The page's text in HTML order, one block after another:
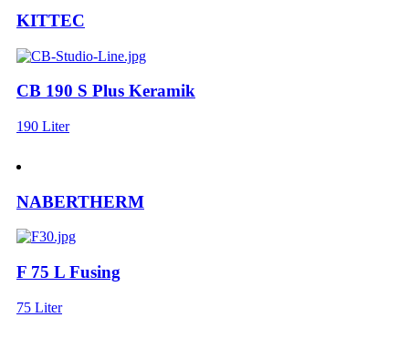
KITTEC
CB 190 S Plus Keramik
190 Liter
NABERTHERM
F 75 L Fusing
75 Liter